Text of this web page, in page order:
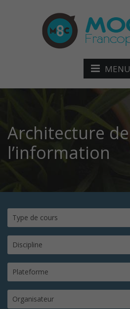
MENU
Architecture de
l’information
Type de cours
Discipline
Plateforme
Organisateur